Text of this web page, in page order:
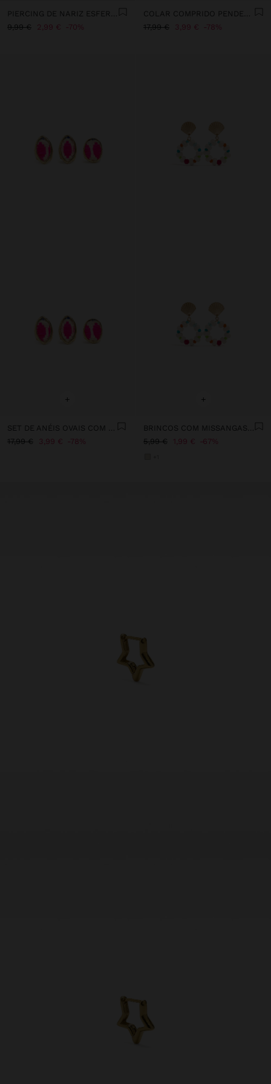
PIERCING DE NARIZ ESFERA - AÇO INOXIDÁVEL
9,99 €
2,99 € 70%
COLAR COMPRIDO PENDENTE DE BANANAS
17,99 €
3,99 € 78%
+
17,99 €
3,99 € 78%
+
5,99 €
1,99 € 67%